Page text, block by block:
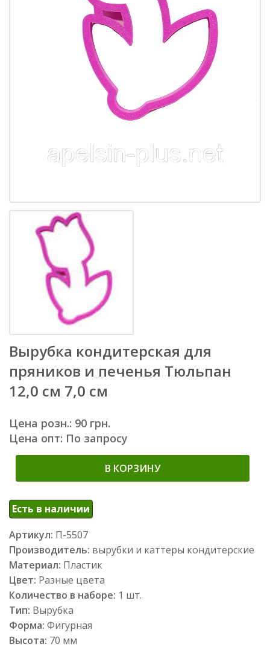
Вырубка кондитерская для
пряников и печенья Тюльпан
12,0 см 7,0 см
Цена розн.: 90 грн.
Цена опт: По запросу
В КОРЗИНУ
Есть в наличии
Артикул: П-5507
Производитель: вырубки и каттеры кондитерские
Материал: Пластик
Цвет: Разные цвета
Количество в наборе: 1 шт.
Тип: Вырубка
Форма: Фигурная
Высота: 70 мм